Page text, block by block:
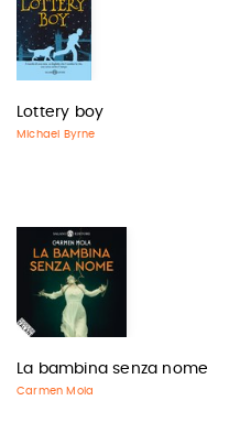
Lottery boy
Michael Byrne
La bambina senza nome
Carmen Mola